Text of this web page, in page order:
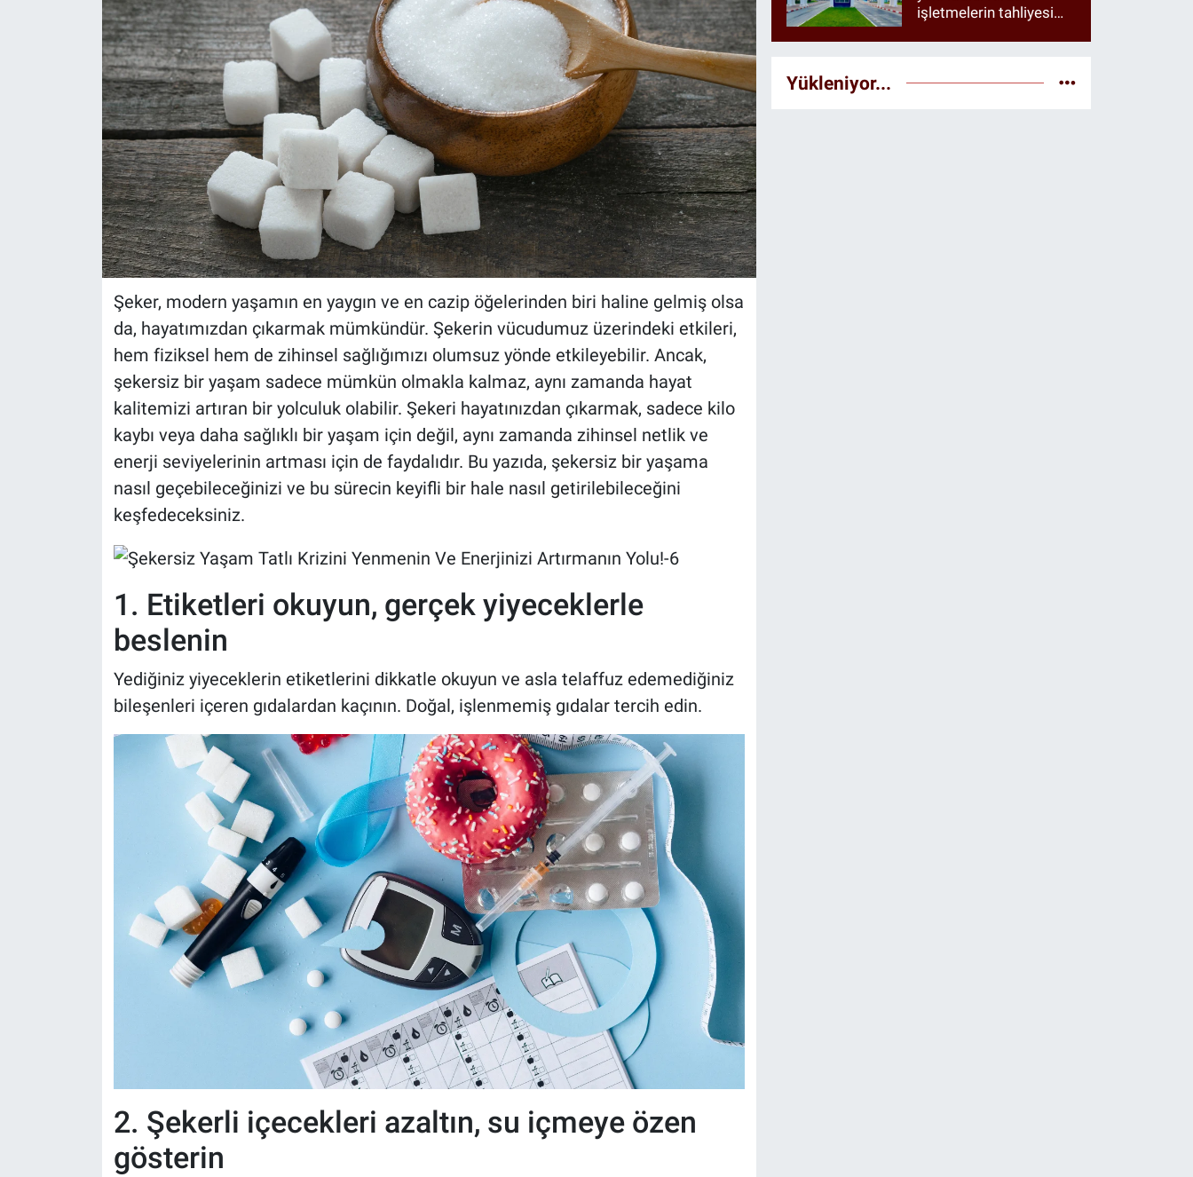
Şeker, modern yaşamın en yaygın ve en cazip öğelerinden biri haline gelmiş olsa
da, hayatımızdan çıkarmak mümkündür. Şekerin vücudumuz üzerindeki etkileri,
hem fiziksel hem de zihinsel sağlığımızı olumsuz yönde etkileyebilir. Ancak,
şekersiz bir yaşam sadece mümkün olmakla kalmaz, aynı zamanda hayat
kalitemizi artıran bir yolculuk olabilir. Şekeri hayatınızdan çıkarmak, sadece kilo
kaybı veya daha sağlıklı bir yaşam için değil, aynı zamanda zihinsel netlik ve
enerji seviyelerinin artması için de faydalıdır. Bu yazıda, şekersiz bir yaşama
nasıl geçebileceğinizi ve bu sürecin keyifli bir hale nasıl getirilebileceğini
keşfedeceksiniz.
1. Etiketleri okuyun, gerçek yiyeceklerle
beslenin
Yediğiniz yiyeceklerin etiketlerini dikkatle okuyun ve asla telaffuz edemediğiniz
bileşenleri içeren gıdalardan kaçının. Doğal, işlenmemiş gıdalar tercih edin.
2. Şekerli içecekleri azaltın, su içmeye özen
gösterin
işletmelerin tahliyesi
Yükleniyor...